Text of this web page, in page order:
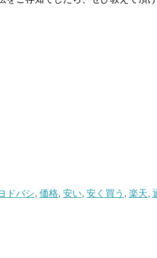
ドバシ,価格,安い,安く買う ,楽天,